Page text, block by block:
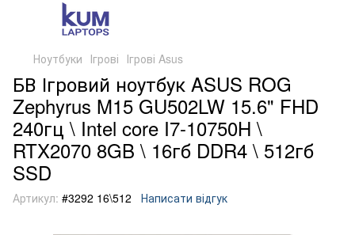
Ноутбуки Ігрові Ігрові Asus
БВ Ігровий ноутбук ASUS ROG
Zephyrus M15 GU502LW 15.6" FHD
240гц \ Intel core I7-10750H \
RTX2070 8GB \ 16гб DDR4 \ 512гб
SSD
Артикул: #3292 16\512 Написати відгук